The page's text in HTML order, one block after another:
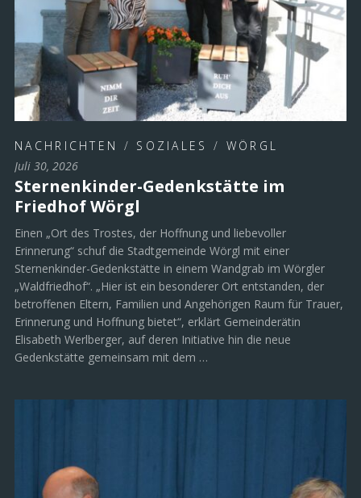
NACHRICHTEN / SOZIALES / WÖRGL
Juli 30, 2026
Sternenkinder-Gedenkstätte im
Friedhof Wörgl
Einen „Ort des Trostes, der Hoffnung und liebevoller
Erinnerung“ schuf die Stadtgemeinde Wörgl mit einer
Sternenkinder-Gedenkstätte in einem Wandgrab im Wörgler
„Waldfriedhof“. „Hier ist ein besonderer Ort entstanden, der
betroffenen Eltern, Familien und Angehörigen Raum für Trauer,
Erinnerung und Hoffnung bietet“, erklärt Gemeinderätin
Elisabeth Werlberger, auf deren Initiative hin die neue
Gedenkstätte gemeinsam mit dem …